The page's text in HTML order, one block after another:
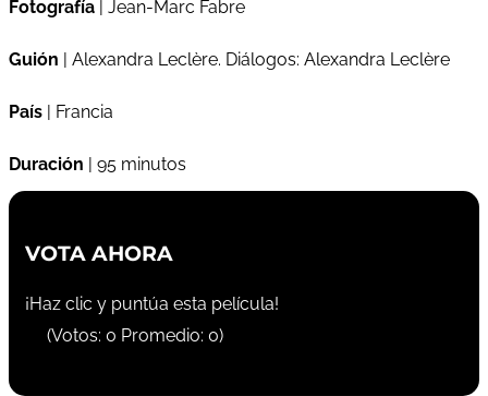
Fotografía | Jean-Marc Fabre
Guión | Alexandra Leclère. Diálogos: Alexandra Leclère
País | Francia
Duración | 95 minutos
VOTA AHORA
¡Haz clic y puntúa esta película!
(Votos: 0 Promedio: 0)